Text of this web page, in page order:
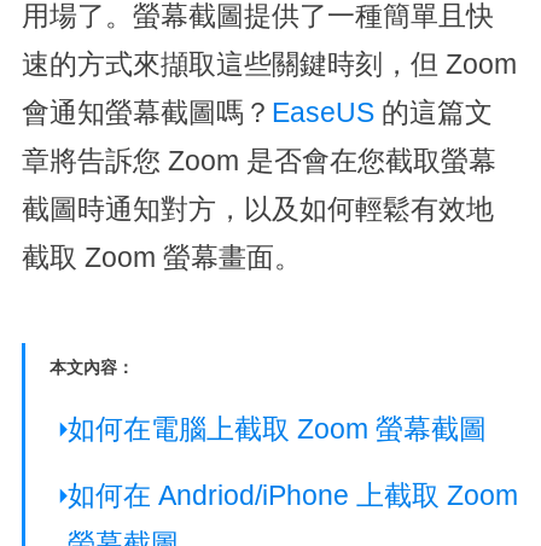
用場了。螢幕截圖提供了一種簡單且快
速的方式來擷取這些關鍵時刻，但 Zoom
會通知螢幕截圖嗎？ EaseUS的這篇文
章將告訴您 Zoom 是否會在您截取螢幕
截圖時通知對方，以及如何輕鬆有效地
截取 Zoom 螢幕畫面。
本文內容：
如何在電腦上截取 Zoom 螢幕截圖
如何在 Andriod/iPhone 上截取 Zoom